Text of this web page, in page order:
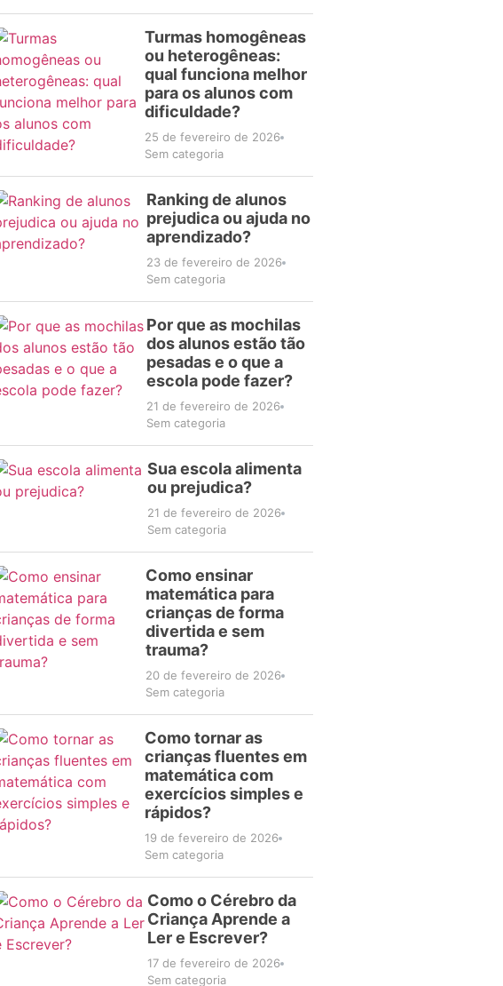
Turmas homogêneas
ou heterogêneas:
qual funciona melhor
para os alunos com
dificuldade?
25 de fevereiro de 2026
Sem categoria
Ranking de alunos
prejudica ou ajuda no
aprendizado?
23 de fevereiro de 2026
Sem categoria
Por que as mochilas
dos alunos estão tão
pesadas e o que a
escola pode fazer?
21 de fevereiro de 2026
Sem categoria
Sua escola alimenta
ou prejudica?
21 de fevereiro de 2026
Sem categoria
Como ensinar
matemática para
crianças de forma
divertida e sem
trauma?
20 de fevereiro de 2026
Sem categoria
Como tornar as
crianças fluentes em
matemática com
exercícios simples e
rápidos?
19 de fevereiro de 2026
Sem categoria
Como o Cérebro da
Criança Aprende a
Ler e Escrever?
17 de fevereiro de 2026
Sem categoria